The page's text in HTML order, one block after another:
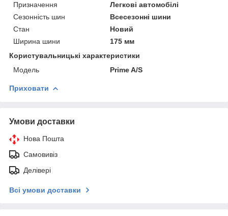
Призначення
Легкові автомобілі
Сезонність шин
Всесезонні шини
Стан
Новий
Ширина шини
175 мм
Користувальницькі характеристики
Мoдель
Prime A/S
Приховати
Умови доставки
Нова Пошта
Самовивіз
Делівері
Всі умови доставки